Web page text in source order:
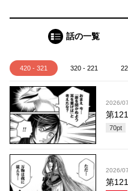
話の一覧
420 - 321 320 - 221
2026/
第
70pt
2026/
第